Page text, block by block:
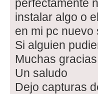
perfectamente
instalar algo o
en mi pc
Si alguien
Muchas
Un saludo
Dejo capturas